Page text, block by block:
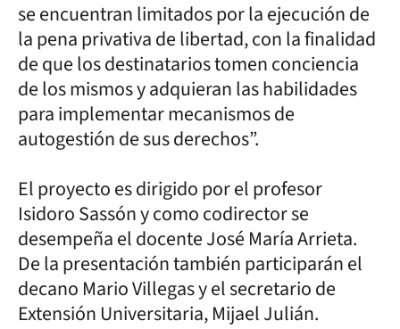
se encuentran limitados por la ejecución de
la pena privativa de libertad, con la finalidad
de que los destinatarios tomen conciencia
de los mismos y adquieran las habilidades
para implementar mecanismos de
autogestión de sus derechos”.
El proyecto es dirigido por el profesor
Isidoro Sassón y como codirector se
desempeña el docente José María Arrieta.
De la presentación también participarán el
decano Mario Villegas y el secretario de
Extensión Universitaria, Mijael Julián.